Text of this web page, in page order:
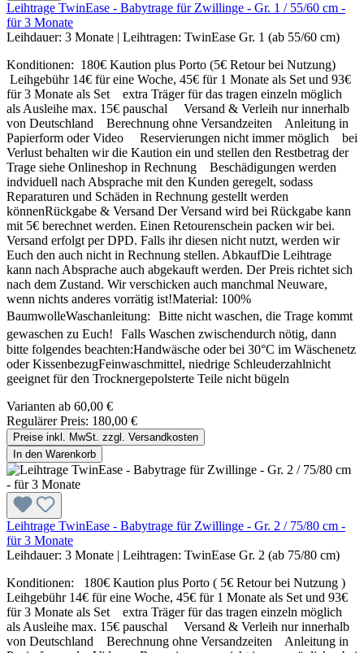
Leihtrage TwinEase - Babytrage für Zwillinge - Gr. 1 / 55/60 cm -
für 3 Monate
Leihdauer: 3 Monate | Leihtragen: TwinEase Gr. 1 (ab 55/60 cm)
Konditionen: 180€ Kaution plus Porto (5€ Retour bei Nutzung)
Leihgebühr 14€ für eine Woche, 45€ für 1 Monate als Set und 93€
für 3 Monate als Set extra Träger für das tragen einzeln möglich
als Ausleihe max. 15€ pauschal Versand & Verleih nur innerhalb
von Deutschland Berechnung ohne Versandzeiten Anleitung in
Papierform oder Video Reservierungen nicht immer möglich bei
Verlust behalten wir die Kaution ein und stellen den Restbetrag der
Trage siehe Onlineshop in Rechnung Beschädigungen werden
indviduell nach Absprache mit den Kunden geregelt, sodass
Reparaturen und Schäden in Rechnung gestellt werden
könnenRückgabe & Versand Der Versand wird bei Rückgabe kann
mit 5€ berechnet werden. Einen Retourenschein packen wir bei.
Versand erfolgt per DPD. Falls ihr diesen nicht nutzt, werden wir
Euch den auch nicht in Rechnung stellen. AbkaufDie Leihtrage
kann nach Absprache auch abgekauft werden. Der Preis richtet sich
nach dem Zustand. Wir verschicken auch manchmal Neuware,
wenn nichts anderes vorrätig ist!Material: 100%
BaumwolleWaschanleitung: Bitte nicht waschen, die Trage kommt
gewaschen zu Euch! Falls Waschen zwischendurch nötig, dann
bitte folgendes beachten:Handwäsche oder bei 30°C im Wäschenetz
oder KissenbezugFeinwaschmittel, niedrige Schleuderzahlnicht
geeignet für den Trocknergepolsterte Teile nicht bügeln
Varianten ab 60,00 €
Regulärer Preis: 180,00 €
Preise inkl. MwSt. zzgl. Versandkosten
In den Warenkorb
Leihtrage TwinEase - Babytrage für Zwillinge - Gr. 2 / 75/80 cm -
für 3 Monate
Leihdauer: 3 Monate | Leihtragen: TwinEase Gr. 2 (ab 75/80 cm)
Konditionen: 180€ Kaution plus Porto ( 5€ Retour bei Nutzung )
Leihgebühr 14€ für eine Woche, 45€ für 1 Monate als Set und 93€
für 3 Monate als Set extra Träger für das tragen einzeln möglich
als Ausleihe max. 15€ pauschal Versand & Verleih nur innerhalb
von Deutschland Berechnung ohne Versandzeiten Anleitung in